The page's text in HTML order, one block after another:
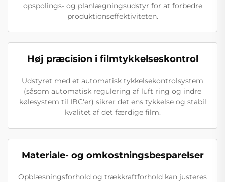
opspolings- og planlægningsudstyr for at forbedre
produktionseffektiviteten.
Høj præcision i filmtykkelseskontrol
Udstyret med et automatisk tykkelsekontrolsystem
(såsom automatisk regulering af luft ring og indre
kølesystem til IBC'er) sikrer det ens tykkelse og stabil
kvalitet af det færdige film.
Materiale- og omkostningsbesparelser
Opblæsningsforhold og trækkraftforhold kan justeres